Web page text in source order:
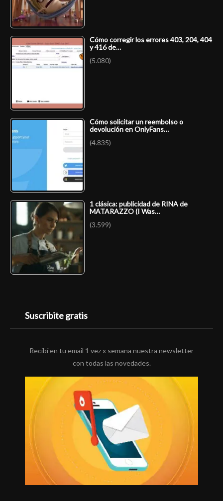
Cómo corregir los errores 403, 204, 404
y 416 de…
(5.080)
Cómo solicitar un reembolso o
devolución en OnlyFans…
(4.835)
1 clásica: publicidad de RINA de
MATARAZZO (I Was…
(3.599)
Suscribite gratis
Recibí en tu email 1 vez x semana nuestra newsletter
con todas las novedades.